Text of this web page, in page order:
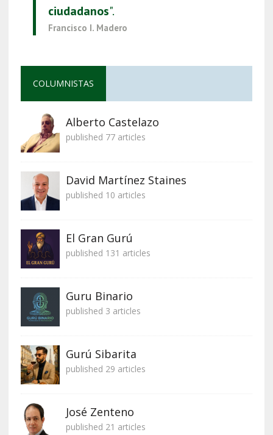
ciudadanos".
Francisco I. Madero
COLUMNISTAS
Alberto Castelazo
published 77 articles
David Martínez Staines
published 10 articles
El Gran Gurú
published 131 articles
Guru Binario
published 3 articles
Gurú Sibarita
published 29 articles
José Zenteno
published 21 articles